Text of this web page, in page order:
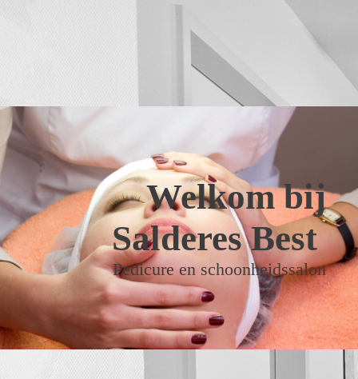
Welkom bij
Salderes Best
Pedicure en schoonheidssalon